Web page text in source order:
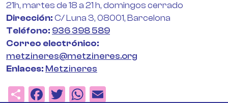
21h, martes de 18 a 21 h, domingos cerrado
Dirección C/ Luna 3, 08001, Barcelona
Teléfono 936 398 589
Correo electrónico
metzineres@metzineres.org
Enlaces Metzineres
Share
Facebook
Twitter
WhatsApp